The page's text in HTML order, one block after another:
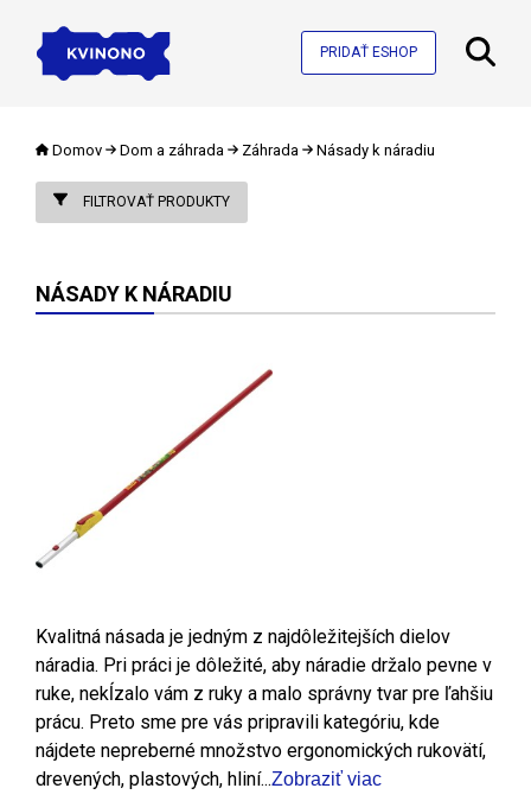
PRIDAŤ ESHOP
Domov Dom a záhrada Záhrada Násady k náradiu
FILTROVAŤ PRODUKTY
NÁSADY K NÁRADIU
Kvalitná násada je jedným z najdôležitejších dielov
náradia. Pri práci je dôležité, aby náradie držalo pevne v
ruke, nekĺzalo vám z ruky a malo správny tvar pre ľahšiu
prácu. Preto sme pre vás pripravili kategóriu, kde
nájdete nepreberné množstvo ergonomických rukovätí,
drevených, plastových, hliní...Zobraziť viac